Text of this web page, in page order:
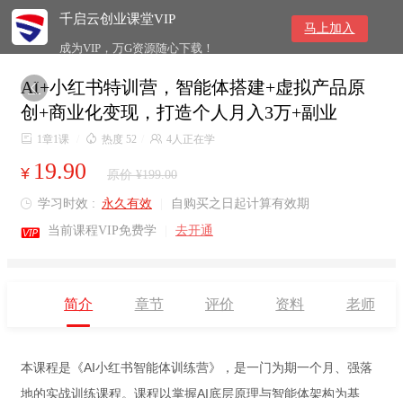
千启云创业课堂VIP
成为VIP，万G资源随心下载！
马上加入

AI+小红书特训营，智能体搭建+虚拟产品原
创+商业化变现，打造个人月入3万+副业
 1章1课  热度 52  4人正在学
¥ 19.90 原价 ¥199.00
 学习时效 : 永久有效 自购买之日起计算有效期
 当前课程VIP免费学 去开通
简介 章节 评价 资料 老师
本课程是《AI小红书智能体训练营》，是一门为期一个月、强落
地的实战训练课程。课程以掌握AI底层原理与智能体架构为基